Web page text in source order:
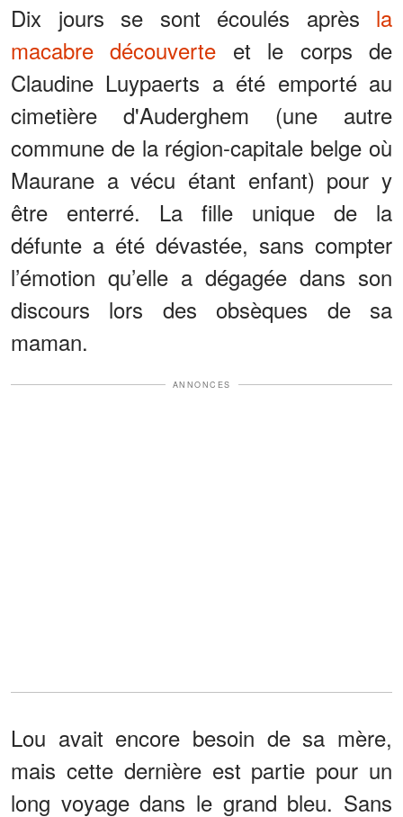
Dix jours se sont écoulés après la
macabre découverte et le corps de
Claudine Luypaerts a été emporté au
cimetière d'Auderghem (une autre
commune de la région-capitale belge où
Maurane a vécu étant enfant) pour y
être enterré. La fille unique de la
défunte a été dévastée, sans compter
l’émotion qu’elle a dégagée dans son
discours lors des obsèques de sa
maman.
ANNONCES
Lou avait encore besoin de sa mère,
mais cette dernière est partie pour un
long voyage dans le grand bleu. Sans